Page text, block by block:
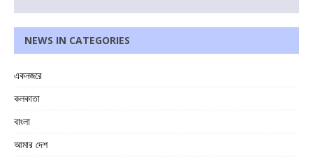
NEWS IN CATEGORIES
একনজরে
কলকাতা
বাংলা
আমার দেশ